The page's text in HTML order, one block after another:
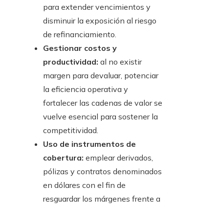
para extender vencimientos y
disminuir la exposición al riesgo
de refinanciamiento.
Gestionar costos y
productividad: al no existir
margen para devaluar, potenciar
la eficiencia operativa y
fortalecer las cadenas de valor se
vuelve esencial para sostener la
competitividad.
Uso de instrumentos de
cobertura: emplear derivados,
pólizas y contratos denominados
en dólares con el fin de
resguardar los márgenes frente a